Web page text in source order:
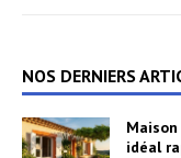
NOS DERNIERS
idéal